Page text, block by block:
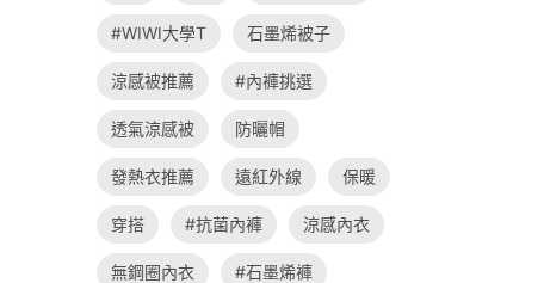
#WIWI大學T 石墨烯被子
涼感被推薦 #內褲挑選
透氣涼感被 防曬帽
發熱衣推薦 遠紅外線 保暖
穿搭 #抗菌內褲 涼感內衣
無鋼圈內衣 #石墨烯褲